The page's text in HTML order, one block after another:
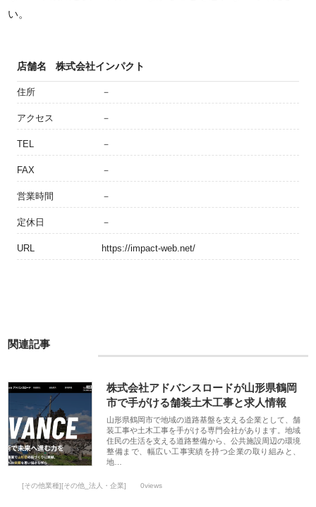
い。
店舗名 株式会社インパクト
住所 －
アクセス －
TEL －
FAX －
営業時間 －
定休日 －
URL https://impact-web.net/
関連記事
株式会社アドバンスロードが山形県鶴岡
市で手がける舗装土木工事と求人情報
山形県鶴岡市で地域の道路基盤を支える企業として、舗
装工事や土木工事を手がける専門会社があります。地域
住民の生活を支える道路整備から、公共施設周辺の環境
整備まで、幅広い工事実績を持つ企業の取り組みと、
地…
[その他業種][その他_法人・企業] 0views